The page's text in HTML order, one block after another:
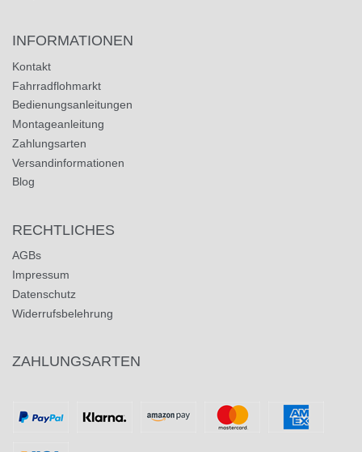
INFORMATIONEN
Kontakt
Fahrradflohmarkt
Bedienungsanleitungen
Montageanleitung
Zahlungsarten
Versandinformationen
Blog
RECHTLICHES
AGBs
Impressum
Datenschutz
Widerrufsbelehrung
ZAHLUNGSARTEN